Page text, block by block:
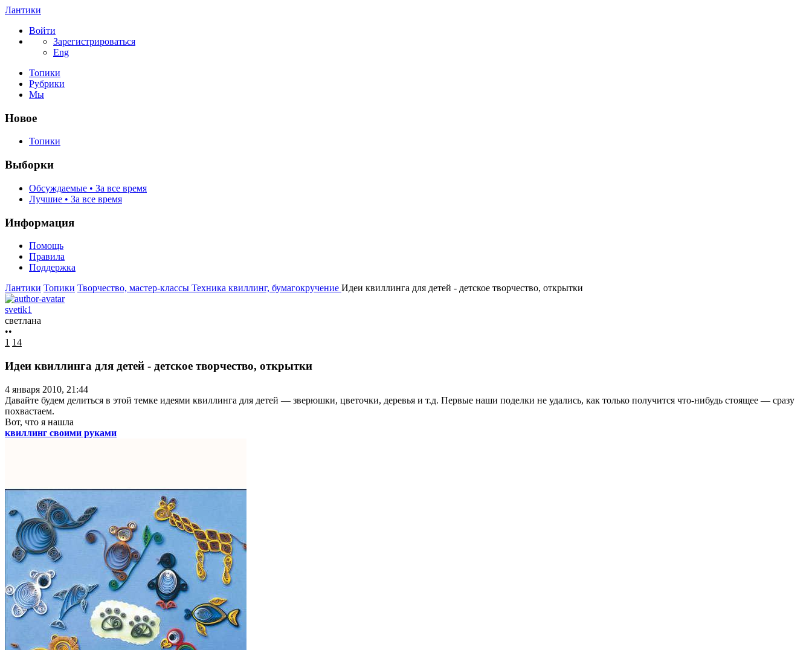
Лантики
Войти
Зарегистрироваться
Eng
Топики
Рубрики
Мы
Новое
Топики
Выборки
Обсуждаемые • За все время
Лучшие • За все время
Информация
Помощь
Правила
Поддержка
Лантики Топики Творчество, мастер-классы Техника квиллинг, бумагокручение Идеи квиллинга для детей - детское творчество, открытки
svetik1
светлана
••
1 14
Идеи квиллинга для детей - детское творчество, открытки
4 января 2010, 21:44
Давайте будем делиться в этой темке идеями квиллинга для детей — зверюшки, цветочки, деревья и т.д. Первые наши поделки не удались, как только получится что-нибудь стоящее — сразу
похвастаем.
Вот, что я нашла
квиллинг своими руками